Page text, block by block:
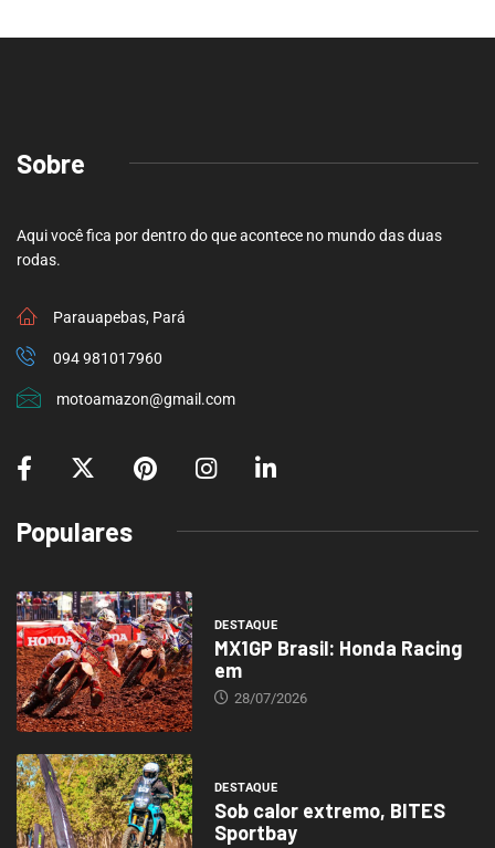
Sobre
Aqui você fica por dentro do que acontece no mundo das duas
rodas.
Parauapebas, Pará
094 981017960
motoamazon@gmail.com
Populares
DESTAQUE
MX1GP Brasil: Honda Racing
em
28/07/2026
DESTAQUE
Sob calor extremo, BITES
Sportbay